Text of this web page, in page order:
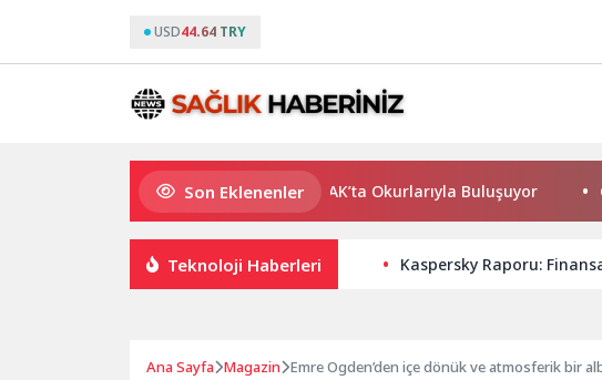
USD44.64 TRY
Son Eklenenler
Usta Yazar Burhan Sönmez TESAK’ta Okurlarıyla Buluşuyor
Teknoloji Haberleri Kaspersky Raporu:
Ana Sayfa Magazin Emre Ogden’den içe dönük ve atmosferik bir